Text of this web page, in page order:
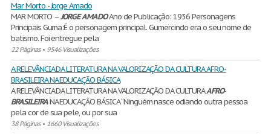
Mar Morto - Jorge Amado
MAR MORTO –JORGEAMADOAno de Publicação: 1936 Personagens
Principais Guma:É o personagem principal. Gumercindo era o seu nome de
batismo. Foi entregue pela
22 Páginas• 9546 Visualizações
A RELEVÂNCIA DA LITERATURA NA VALORIZAÇÃO DA CULTURA AFRO-
BRASILEIRA NA EDUCAÇÃO BÁSICA
A RELEVÂNCIA DA LITERATURA NA VALORIZAÇÃO DA CULTURAAFRO-
BRASILEIRANA EDUCAÇÃO BÁSICA “Ninguém nasce odiando outra pessoa
pela cor de sua pele, ou por sua
38 Páginas• 1660 Visualizações